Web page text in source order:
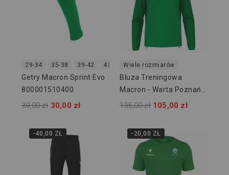
29-34 35-38 39-42 43-46 47-50
Getry Macron Sprint Evo
800001510400
39,00 zł 30,00 zł
Wiele rozmiarów
Bluza Treningowa
Macron - Warta Poznań
Akademia
135,00 zł 105,00 zł
-40,00 ZŁ -20,00 ZŁ